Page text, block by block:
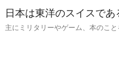
日本は東洋のスイスであ
主にミリタリーやゲーム、本のこと